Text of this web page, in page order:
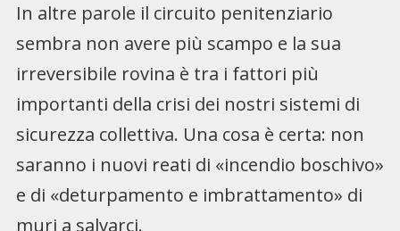
In altre parole il circuito penitenziario
sembra non avere più scampo e la sua
irreversibile rovina è tra i fattori più
importanti della crisi dei nostri sistemi di
sicurezza collettiva. Una cosa è certa: non
saranno i nuovi reati di «incendio boschivo»
e di «deturpamento e imbrattamento» di
muri a salvarci.